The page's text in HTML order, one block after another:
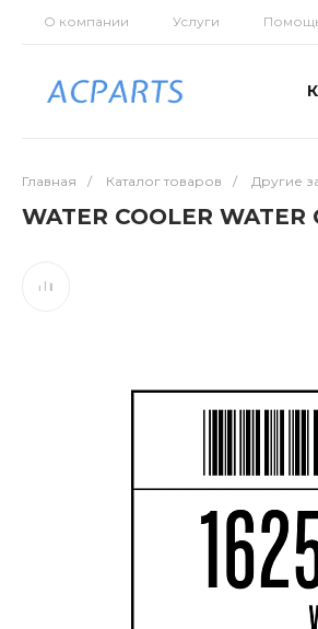
О компании Услуги
Главная / Каталог товаров / Другие
WATER COOLER WATER